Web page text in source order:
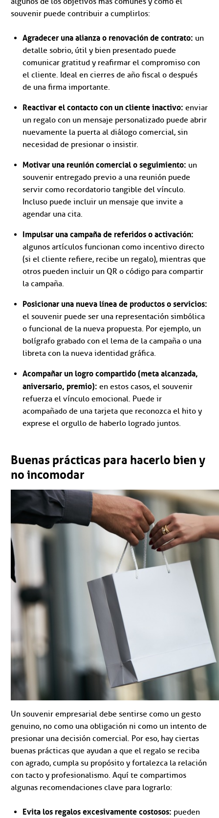
souvenir puede contribuir a cumplirlos:
Agradecer una alianza o renovación de contrato: un
detalle sobrio, útil y bien presentado puede
comunicar gratitud y reafirmar el compromiso con
el cliente. Ideal en cierres de año fiscal o después
de una firma importante.
Reactivar el contacto con un cliente inactivo: enviar
un regalo con un mensaje personalizado puede abrir
nuevamente la puerta al diálogo comercial, sin
necesidad de presionar o insistir.
Motivar una reunión comercial o seguimiento: un
souvenir entregado previo a una reunión puede
servir como recordatorio tangible del vínculo.
Incluso puede incluir un mensaje que invite a
agendar una cita.
Impulsar una campaña de referidos o activación:
algunos artículos funcionan como incentivo directo
(si el cliente refiere, recibe un regalo), mientras que
otros pueden incluir un QR o código para compartir
la campaña.
Posicionar una nueva línea de productos o servicios:
el souvenir puede ser una representación simbólica
o funcional de la nueva propuesta. Por ejemplo, un
bolígrafo grabado con el lema de la campaña o una
libreta con la nueva identidad gráfica.
Acompañar un logro compartido (meta alcanzada,
aniversario, premio): en estos casos, el souvenir
refuerza el vínculo emocional. Puede ir
acompañado de una tarjeta que reconozca el hito y
exprese el orgullo de haberlo logrado juntos.
Buenas prácticas para hacerlo bien y
no incomodar
Un souvenir empresarial debe sentirse como un gesto
genuino, no como una obligación ni como un intento de
presionar una decisión comercial. Por eso, hay ciertas
buenas prácticas que ayudan a que el regalo se reciba
con agrado, cumpla su propósito y fortalezca la relación
con tacto y profesionalismo. Aquí te compartimos
algunas recomendaciones clave para lograrlo:
Evita los regalos excesivamente costosos: pueden